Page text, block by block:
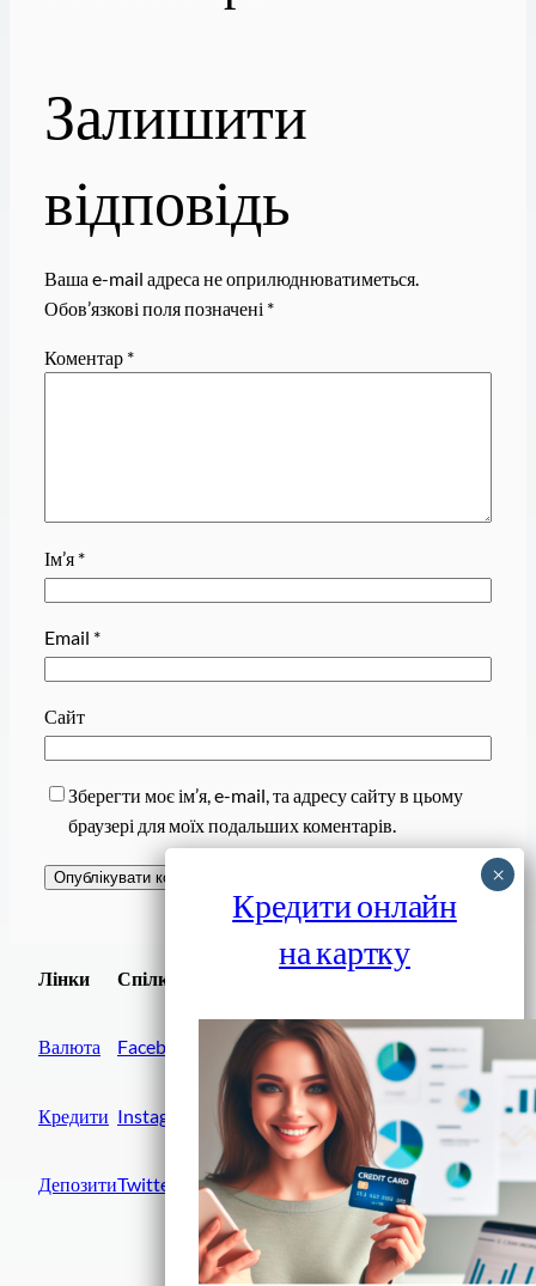
Залишити
відповідь
Ваша e-mail адреса не оприлюднюватиметься.
Обов’язкові поля позначені *
Коментар *
Ім’я *
Email *
Сайт
Зберегти моє ім’я, e-mail, та адресу сайту в цьому
браузері для моїх подальших коментарів.
Лінки
Валюта
Кредити
Депозити
Спілки
Facebook
Instagram
Twitter
Завантажити
Фінанси IN UA
Кредити онлайн
на картку